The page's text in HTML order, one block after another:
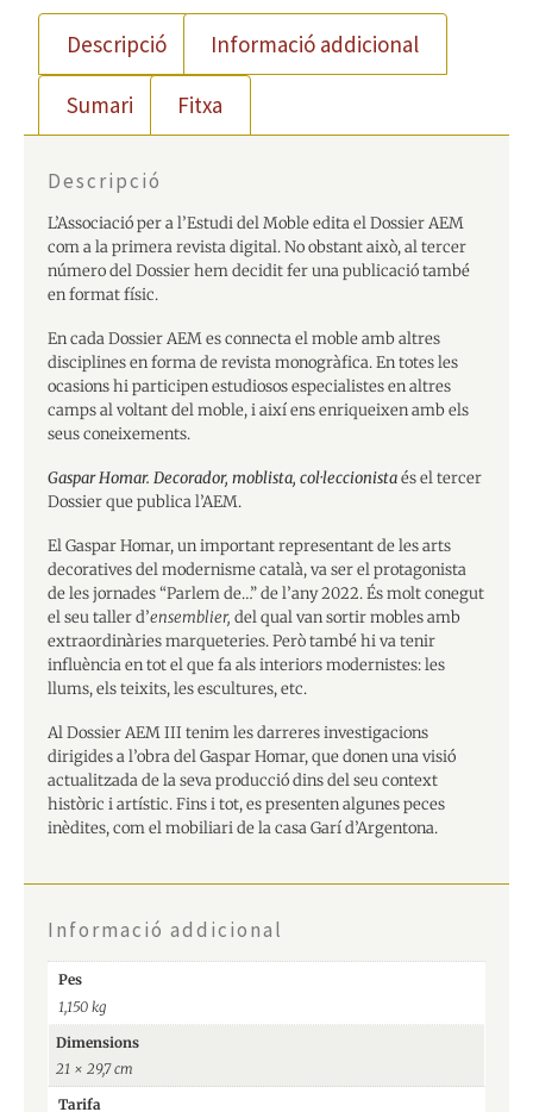
Descripció Informació addicional
Sumari Fitxa
Descripció
L’Associació per a l’Estudi del Moble edita el Dossier AEM
com a la primera revista digital. No obstant això, al tercer
número del Dossier hem decidit fer una publicació també
en format físic.
En cada Dossier AEM es connecta el moble amb altres
disciplines en forma de revista monogràfica. En totes les
ocasions hi participen estudiosos especialistes en altres
camps al voltant del moble, i així ens enriqueixen amb els
seus coneixements.
Gaspar Homar. Decorador, moblista, col·leccionistaés el tercer
Dossier que publica l’AEM.
El Gaspar Homar, un important representant de les arts
decoratives del modernisme català, va ser el protagonista
de les jornades “Parlem de…” de l’any 2022. És molt conegut
el seu taller d’ensemblier, del qual van sortir mobles amb
extraordinàries marqueteries. Però també hi va tenir
influència en tot el que fa als interiors modernistes: les
llums, els teixits, les escultures, etc.
Al Dossier AEM III tenim les darreres investigacions
dirigides a l’obra del Gaspar Homar, que donen una visió
actualitzada de la seva producció dins del seu context
històric i artístic. Fins i tot, es presenten algunes peces
inèdites, com el mobiliari de la casa Garí d’Argentona.
Informació addicional
Pes
1,150 kg
Dimensions
21 × 29,7 cm
Tarifa